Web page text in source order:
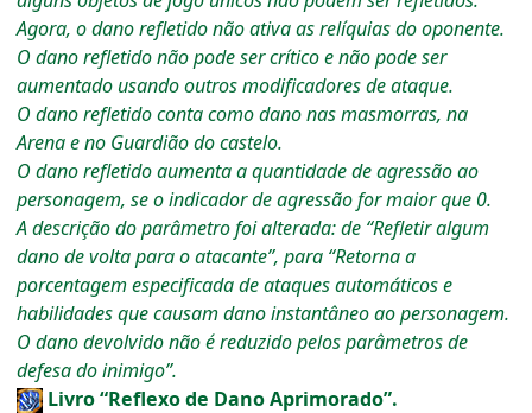
Agora, o dano refletido não ativa as relíquias do oponente.
O dano refletido não pode ser crítico e não pode ser
aumentado usando outros modificadores de ataque.
O dano refletido conta como dano nas masmorras, na
Arena e no Guardião do castelo.
O dano refletido aumenta a quantidade de agressão ao
personagem, se o indicador de agressão for maior que 0.
A descrição do parâmetro foi alterada: de “Refletir algum
dano de volta para o atacante”, para “Retorna a
porcentagem especificada de ataques automáticos e
habilidades que causam dano instantâneo ao personagem.
O dano devolvido não é reduzido pelos parâmetros de
defesa do inimigo”.
Livro “Reflexo de Dano Aprimorado”.